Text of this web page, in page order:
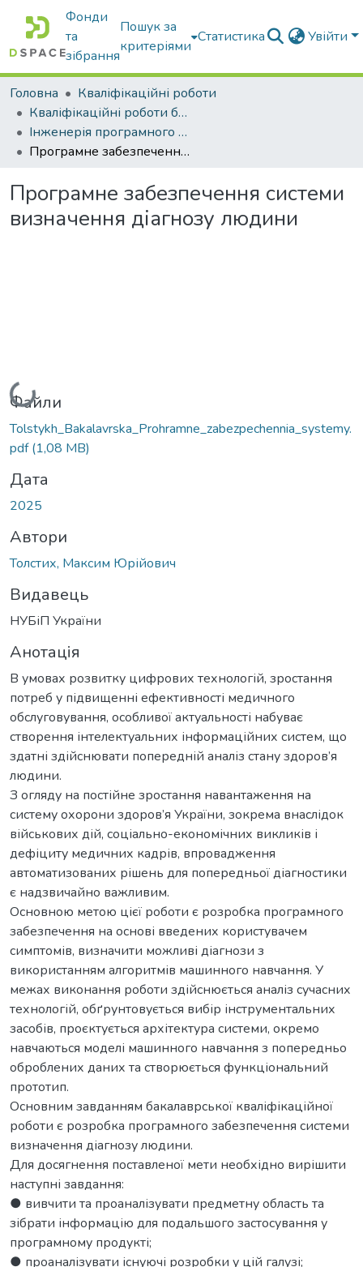
Фонди
та
зібрання
Пошук за
критеріями
Статистика Увійти
Головна
Кваліфікаційні роботи
Кваліфікаційні роботи бакалаврів
Інженерія програмного забезпечення
Програмне забезпечення системи визначення діагнозу людини
Програмне забезпечення системи
визначення діагнозу людини
Вантажиться...
Файли
Tolstykh_Bakalavrska_Prohramne_zabezpechennia_systemy.
pdf(1,08 MB)
Дата
2025
Автори
Толстих, Максим Юрійович
Видавець
НУБіП України
Анотація
В умовах розвитку цифрових технологій, зростання
потреб у підвищенні ефективності медичного
обслуговування, особливої актуальності набуває
створення інтелектуальних інформаційних систем, що
здатні здійснювати попередній аналіз стану здоров’я
людини.
З огляду на постійне зростання навантаження на
систему охорони здоров’я України, зокрема внаслідок
військових дій, соціально-економічних викликів і
дефіциту медичних кадрів, впровадження
автоматизованих рішень для попередньої діагностики
є надзвичайно важливим.
Основною метою цієї роботи є розробка програмного
забезпечення на основі введених користувачем
симптомів, визначити можливі діагнози з
використанням алгоритмів машинного навчання. У
межах виконання роботи здійснюється аналіз сучасних
технологій, обґрунтовується вибір інструментальних
засобів, проєктується архітектура системи, окремо
навчаються моделі машинного навчання з попередньо
оброблених даних та створюється функціональний
прототип.
Основним завданням бакалаврської кваліфікаційної
роботи є розробка програмного забезпечення системи
визначення діагнозу людини.
Для досягнення поставленої мети необхідно вирішити
наступні завдання:
● вивчити та проаналізувати предметну область та
зібрати інформацію для подальшого застосування у
програмному продукті;
● проаналізувати існуючі розробки у цій галузі;